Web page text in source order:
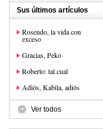
Sus últimos artículos
Rosendo, la vida con
exceso
Gracias, Peko
Roberto: tal cual
Adiós, Kabila, adiós
Ver todos